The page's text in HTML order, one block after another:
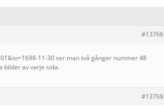
#13766
11-30 ser man två gånger nummer 48
bilder av varje sida.
#13768